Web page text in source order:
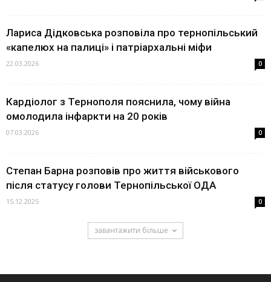
Лариса Дідковська розповіла про тернопільський
«капелюх на палиці» і патріархальні міфи
22.03.2026 0
Кардіолог з Тернополя пояснила, чому війна
омолодила інфаркти на 20 років
07.03.2026 0
Степан Барна розповів про життя військового
після статусу голови Тернопільської ОДА
15.12.2025 0
завантажити більше